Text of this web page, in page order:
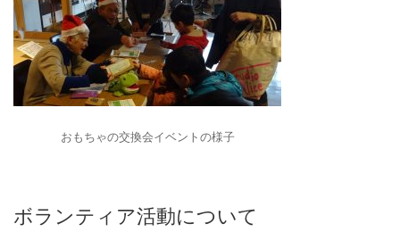
おもちゃの交換会イベントの様子
ボランティア活動について